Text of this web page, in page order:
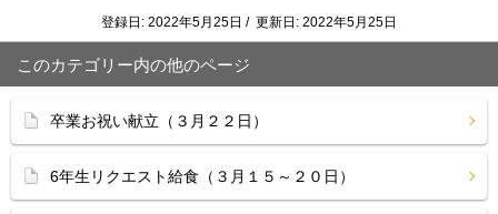
登録日: 2022年5月25日 / 更新日: 2022年5月25日
このカテゴリー内の他のページ
卒業お祝い献立（３月２２日）
6年生リクエスト給食（３月１５～２０日）